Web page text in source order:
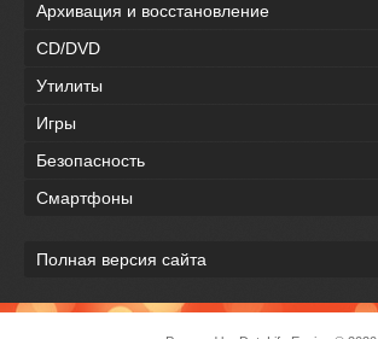
Архивация и восстановление
CD/DVD
Утилиты
Игры
Безопасность
Смартфоны
Полная версия сайта